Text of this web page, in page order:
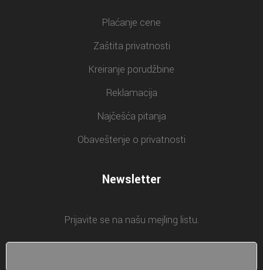
Plaćanje cene
Zaštita privatnosti
Kreiranje porudžbine
Reklamacija
Najčešća pitanja
Obaveštenje o privatnosti
Newsletter
Prijavite se na našu mejling listu.